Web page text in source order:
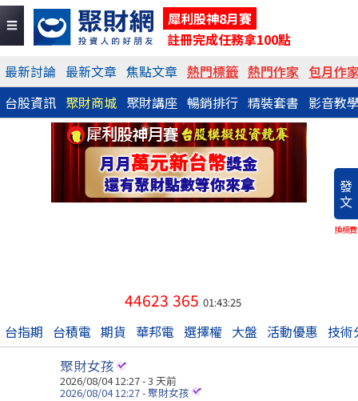
犀利股神8月賽
註冊完成任務拿100點
最新討論 最新文章 焦點文章 熱門標籤 熱門作家 包月作
台股資訊 聚財商城 聚財講座 暢銷排行 精裝套書 影音教
發
文
換稿費
44623 365 01:43:25
台指期 台積電 期貨 華邦電 選擇權 大盤 活動優惠 技術
聚財女孩
2026/08/04 12:27 - 3 天前
2026/08/04 12:27 - 聚財女孩